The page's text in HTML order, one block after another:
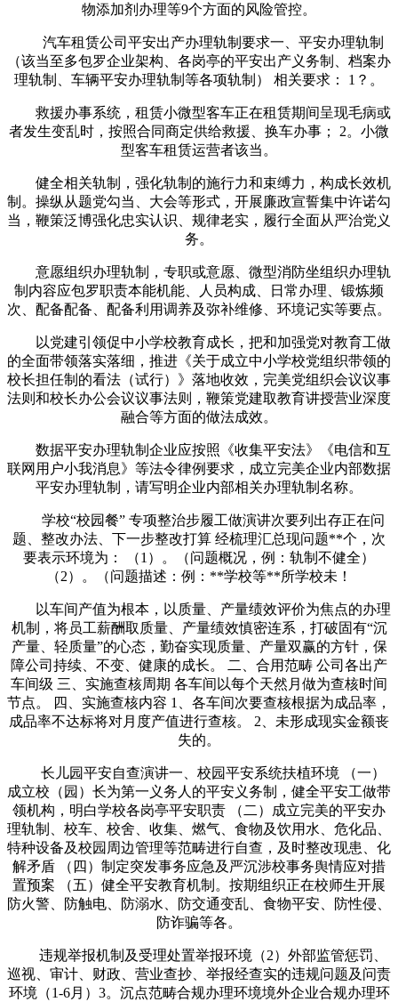
物添加剂办理等9个方面的风险管控。
汽车租赁公司平安出产办理轨制要求一、平安办理轨制
（该当至多包罗企业架构、各岗亭的平安出产义务制、档案办
理轨制、车辆平安办理轨制等各项轨制） 相关要求： 1？。
救援办事系统，租赁小微型客车正在租赁期间呈现毛病或
者发生变乱时，按照合同商定供给救援、换车办事； 2。小微
型客车租赁运营者该当。
健全相关轨制，强化轨制的施行力和束缚力，构成长效机
制。操纵从题党勾当、大会等形式，开展廉政宣誓集中许诺勾
当，鞭策泛博强化忠实认识、规律老实，履行全面从严治党义
务。
意愿组织办理轨制，专职或意愿、微型消防坐组织办理轨
制内容应包罗职责本能机能、人员构成、日常办理、锻炼频
次、配备配备、配备利用调养及弥补维修、环境记实等要点。
以党建引领促中小学校教育成长，把和加强党对教育工做
的全面带领落实落细，推进《关于成立中小学校党组织带领的
校长担任制的看法（试行）》落地收效，完美党组织会议议事
法则和校长办公会议议事法则，鞭策党建取教育讲授营业深度
融合等方面的做法成效。
数据平安办理轨制企业应按照《收集平安法》《电信和互
联网用户小我消息》等法令律例要求，成立完美企业内部数据
平安办理轨制，请写明企业内部相关办理轨制名称。
学校“校园餐” 专项整治步履工做演讲次要列出存正在问
题、整改办法、下一步整改打算 经梳理汇总现问题**个，次
要表示环境为： （1）。（问题概况，例：轨制不健全）
（2）。（问题描述：例：**学校等**所学校未！
以车间产值为根本，以质量、产量绩效评价为焦点的办理
机制，将员工薪酬取质量、产量绩效慎密连系，打破固有“沉
产量、轻质量”的心态，勤奋实现质量、产量双赢的方针，保
障公司持续、不变、健康的成长。 二、合用范畴 公司各出产
车间级 三、实施查核周期 各车间以每个天然月做为查核时间
节点。 四、实施查核内容 1、各车间次要查核根据为成品率，
成品率不达标将对月度产值进行查核。 2、未形成现实金额丧
失的。
长儿园平安自查演讲一、校园平安系统扶植环境 （一）
成立校（园）长为第一义务人的平安义务制，健全平安工做带
领机构，明白学校各岗亭平安职责 （二）成立完美的平安办
理轨制、校车、校舍、收集、燃气、食物及饮用水、危化品、
特种设备及校园周边管理等范畴进行自查，及时整改现患、化
解矛盾 （四）制定突发事务应急及严沉涉校事务舆情应对措
置预案 （五）健全平安教育机制。按期组织正在校师生开展
防火警、防触电、防溺水、防交通变乱、食物平安、防性侵、
防诈骗等各。
违规举报机制及受理处置举报环境（2）外部监管惩罚、
巡视、审计、财政、营业查抄、举报经查实的违规问题及问责
环境（1-6月）3。沉点范畴合规办理环境境外企业合规办理环